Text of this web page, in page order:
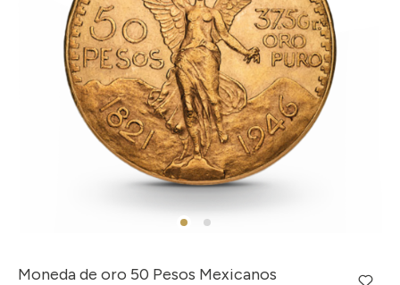
Moneda de oro 50 Pesos Mexicanos